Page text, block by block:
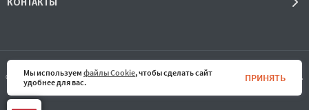
© 2016-2026 ООО «ТОРГОВЫЙ ДОМ «АТЛАНТ-ИНЖИНИРИНГ» Все права защищены.
Мы используем файлы Cookie, чтобы сделать сайт
удобнее для вас.
ПРИНЯТЬ